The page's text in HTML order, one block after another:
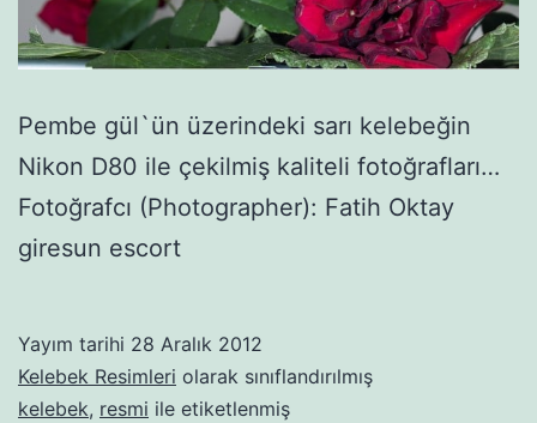
Pembe gül`ün üzerindeki sarı kelebeğin
Nikon D80 ile çekilmiş kaliteli fotoğrafları…
Fotoğrafcı (Photographer): Fatih Oktay
giresun escort
Yayım tarihi 28 Aralık 2012
Kelebek Resimleri olarak sınıflandırılmış
kelebek, resmi ile etiketlenmiş